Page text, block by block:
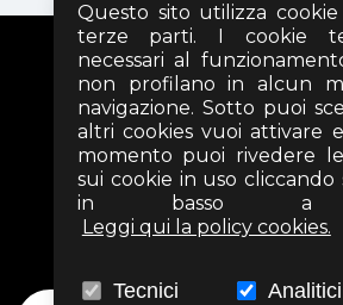
ISCRIVITI
Questo sito utilizza
terze parti. I cookie
necessari al
non profilano in alcun
navigazione. Sotto puoi
altri cookies vuoi attivare
momento puoi rivedere
sui cookie in uso
in basso a
Leggi qui la policy cookies.
Tecnici Analitici